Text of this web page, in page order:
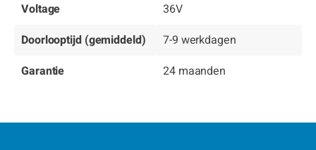
Voltage
36V
Doorlooptijd (gemiddeld)
7-9 werkdagen
Garantie
24 maanden